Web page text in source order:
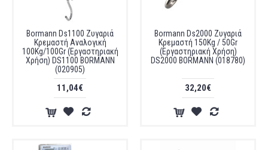
Bormann Ds1100 Ζυγαριά
Κρεμαστή Αναλογική
100Kg/100Gr (Εργαστηριακή
Χρήση) DS1100 BORMANN
(020905)
11,04€
Bormann Ds2000 Ζυγαριά
Κρεμαστή 150Kg / 50Gr
(Εργαστηριακή Χρήση)
DS2000 BORMANN (018780)
32,20€